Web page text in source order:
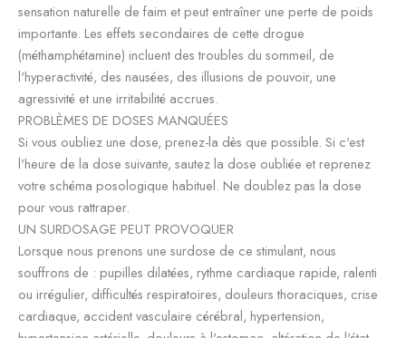
sensation naturelle de faim et peut entraîner une perte de poids
importante. Les effets secondaires de cette drogue
(méthamphétamine) incluent des troubles du sommeil, de
l'hyperactivité, des nausées, des illusions de pouvoir, une
agressivité et une irritabilité accrues.
PROBLÈMES DE DOSES MANQUÉES
Si vous oubliez une dose, prenez-la dès que possible. Si c'est
l'heure de la dose suivante, sautez la dose oubliée et reprenez
votre schéma posologique habituel. Ne doublez pas la dose
pour vous rattraper.
UN SURDOSAGE PEUT PROVOQUER
Lorsque nous prenons une surdose de ce stimulant, nous
souffrons de : pupilles dilatées, rythme cardiaque rapide, ralenti
ou irrégulier, difficultés respiratoires, douleurs thoraciques, crise
cardiaque, accident vasculaire cérébral, hypertension,